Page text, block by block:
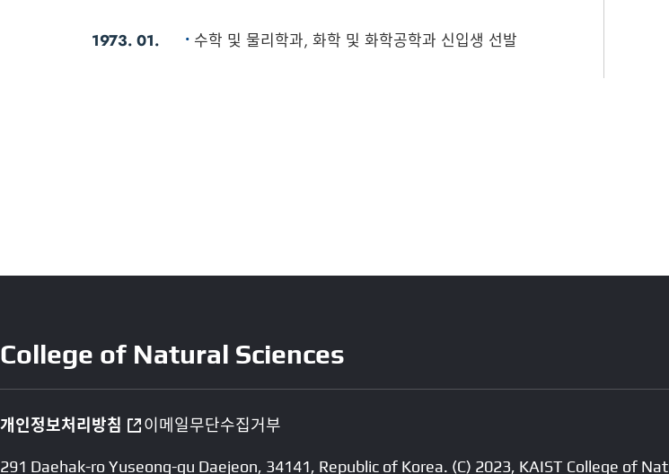
1973. 01. 수학 및 물리학과, 화학 및 화학공학과 신입생 선발
College of Natural Sciences
개인정보처리방침 이메일무단수집거부
291 Daehak-ro Yuseong-gu Daejeon, 34141, Republic of Korea. (C) 2023, KAIST College of